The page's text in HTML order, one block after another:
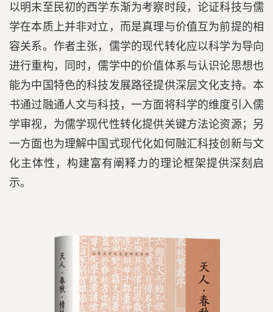
以明末至民初的西学东渐为考察时段，论证科技与儒
学在本质上并非对立，而是真理与价值互为前提的相
容关系。作者主张，儒学的现代转化应以科学为导向
进行重构，同时，儒学中的价值体系与认识论思想也
能为中国特色的科技发展路径提供深层文化支持。本
书通过融通人文与科技，一方面将科学的维度引入儒
学审视，为儒学现代性转化提供关键方法论资源；另
一方面也为理解中国式现代化如何融汇科技创新与文
化主体性，构建富有阐释力的理论框架提供深刻启
示。